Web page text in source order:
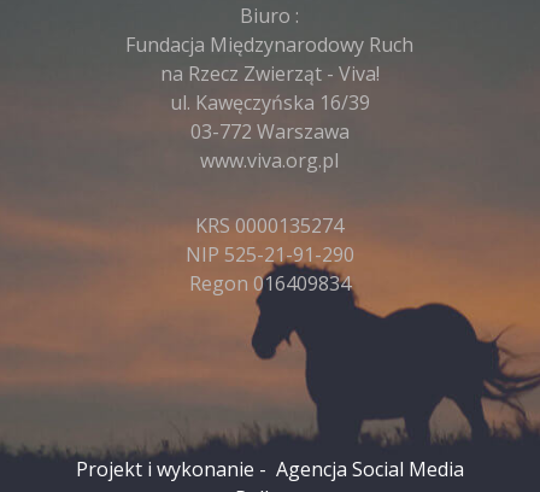
Biuro :
Fundacja Międzynarodowy Ruch
na Rzecz Zwierząt - Viva!
ul. Kawęczyńska 16/39
03-772 Warszawa
www.viva.org.pl
KRS 0000135274
NIP 525-21-91-290
Regon 016409834
Projekt i wykonanie - Agencja Social Media